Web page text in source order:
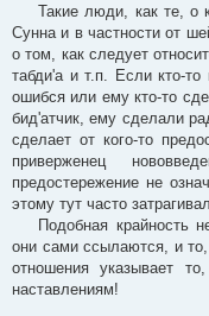
Такие люди, как те, о
Сунна и в частности от
о том, как следует
табди'а и т.п. Если кто-
ошибся или ему кто-то
бид'атчик, ему сделали
сделает от кого-то
приверженец
предостережение не
этому тут часто
Подобная крайность
они сами ссылаются, и
отношения указывает
наставлениям!